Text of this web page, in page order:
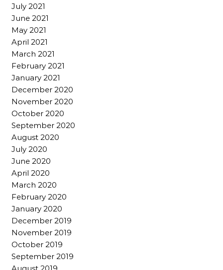
July 2021
June 2021
May 2021
April 2021
March 2021
February 2021
January 2021
December 2020
November 2020
October 2020
September 2020
August 2020
July 2020
June 2020
April 2020
March 2020
February 2020
January 2020
December 2019
November 2019
October 2019
September 2019